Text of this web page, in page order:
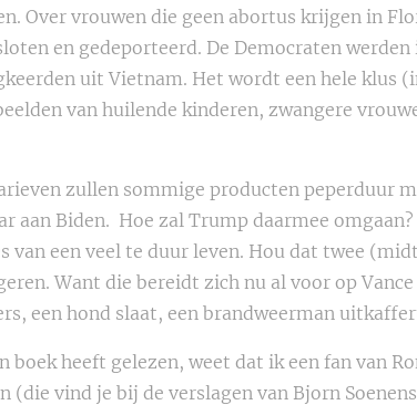
Over vrouwen die geen abortus krijgen in
en gedeporteerd. De Democraten
uit Vietnam. Het wordt een hele klus
van huilende kinderen, zwangere
zullen sommige producten peperduur
aan Biden. Hoe zal Trump daarmee
van een veel te duur leven. Hou dat twee
Want die bereidt zich nu al voor op
een hond slaat, een brandweerman
boek heeft gelezen, weet dat ik een fan van
(die vind je bij de verslagen van Bjorn